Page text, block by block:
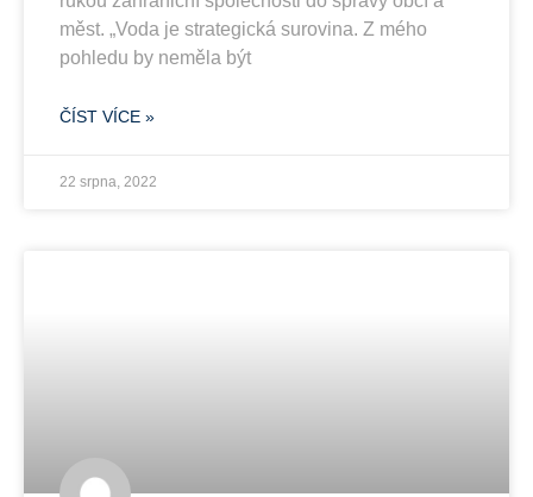
měst. „Voda je strategická surovina. Z mého
pohledu by neměla být
ČÍST VÍCE »
22 srpna, 2022